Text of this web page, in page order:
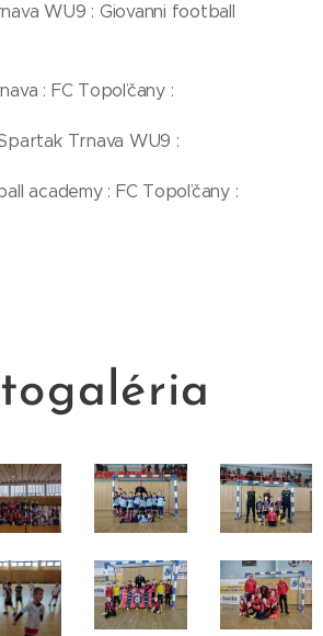
WU9 : Giovanni football
: FC Topoľčany :
Trnava WU9 :
academy : FC Topoľčany :